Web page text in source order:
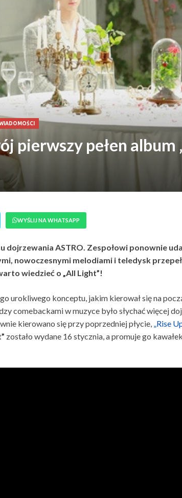
pierwszy pełen
WYŚLIJ NA WHATSAPP
dojrzewania ASTRO. Zespołowi ponownie
nowoczesnymi melodiami i teledysk
wiedzieć o „All Light”!
urokliwego konceptu, jakim kierował się na
comebackami w muzyce było słychać więcej
kierowano się przy poprzedniej płycie, „Rise
zostało wydane 16 stycznia, a promuje go kawałek